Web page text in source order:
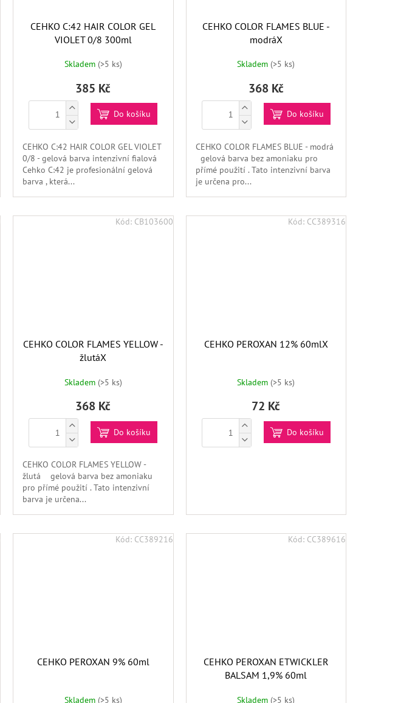
CEHKO C:42 HAIR COLOR GEL
VIOLET 0/8 300ml
Skladem (>5 ks)
385 Kč
Do košíku
CEHKO C:42 HAIR COLOR GEL VIOLET
0/8 - gelová barva intenzivní fialová
Cehko C:42 je profesionální gelová
barva , která...
CEHKO COLOR FLAMES BLUE -
modráX
Skladem (>5 ks)
368 Kč
Do košíku
CEHKO COLOR FLAMES BLUE - modrá
gelová barva bez amoniaku pro
přímé použití . Tato intenzivní barva
je určena pro...
CEHKO COLOR FLAMES YELLOW -
žlutáX
Skladem (>5 ks)
368 Kč
Do košíku
CEHKO COLOR FLAMES YELLOW -
žlutá gelová barva bez amoniaku
pro přímé použití . Tato intenzivní
barva je určena...
Kód: CB103600
CEHKO PEROXAN 12% 60mlX
Skladem (>5 ks)
72 Kč
Do košíku
Kód: CC389316
CEHKO PEROXAN 9% 60ml
Skladem (>5 ks)
Kód: CC389216
CEHKO PEROXAN ETWICKLER
BALSAM 1,9% 60ml
Skladem (>5 ks)
Kód: CC389616